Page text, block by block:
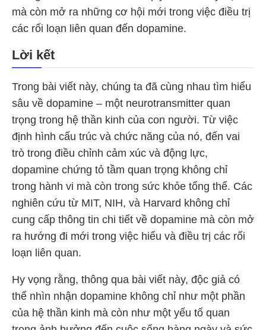
mà còn mở ra những cơ hội mới trong việc điều trị
các rối loạn liên quan đến dopamine.
Lời kết
Trong bài viết này, chúng ta đã cùng nhau tìm hiểu
sâu về dopamine – một neurotransmitter quan
trọng trong hệ thần kinh của con người. Từ việc
định hình cấu trúc và chức năng của nó, đến vai
trò trong điều chỉnh cảm xúc và động lực,
dopamine chứng tỏ tầm quan trọng không chỉ
trong hành vi mà còn trong sức khỏe tổng thể. Các
nghiên cứu từ MIT​​, NIH​​, và Harvard​ ​ không chỉ
cung cấp thông tin chi tiết về dopamine mà còn mở
ra hướng đi mới trong việc hiểu và điều trị các rối
loạn liên quan.
Hy vọng rằng, thông qua bài viết này, độc giả có
thể nhìn nhận dopamine không chỉ như một phần
của hệ thần kinh mà còn như một yếu tố quan